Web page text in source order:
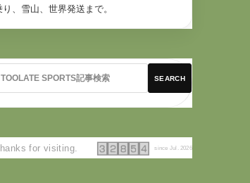
、雪山、世界発送まで。
SEARCH
for visiting. since Jul. 2026